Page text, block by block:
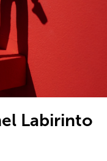
Labirinto